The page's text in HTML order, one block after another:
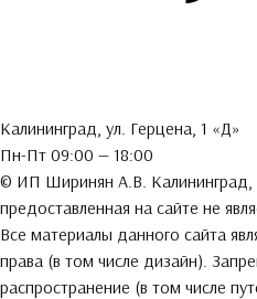
Калининград, ул. Герцена, 1 «Д»
Пн-Пт 09:00 — 18:00
© ИП Ширинян А.В. Калининград,
предоставленная на сайте не
Все материалы данного сайта
права (в том числе дизайн).
распространение (в том числе